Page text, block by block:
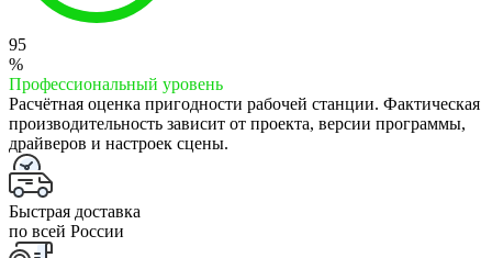
95
%
Профессиональный уровень
Расчётная оценка пригодности рабочей станции. Фактическая
производительность зависит от проекта, версии программы,
драйверов и настроек сцены.
Быстрая доставка
по всей России